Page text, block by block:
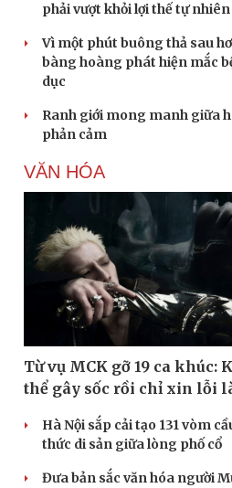
phải vượt khỏi lợi thế tự nhiên
Vì một phút buông thả sau
bàng hoàng phát hiện mắc
dục
Ranh giới mong manh giữa
phản cảm
VĂN HÓA
Từ vụ MCK gỡ 19 ca khúc:
thể gây sốc rồi chỉ xin lỗi
Hà Nội sắp cải tạo 131 vòm
thức di sản giữa lòng phố cổ
Đưa bản sắc văn hóa người